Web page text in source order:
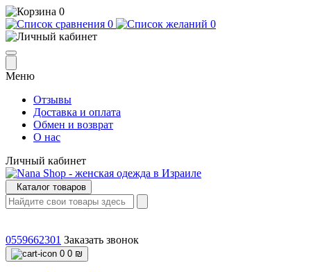
0
0
0
Меню
Отзывы
Доставка и оплата
Обмен и возврат
О нас
Личный кабинет
Каталог товаров
0559662301 Заказать звонок
0 0 ₪